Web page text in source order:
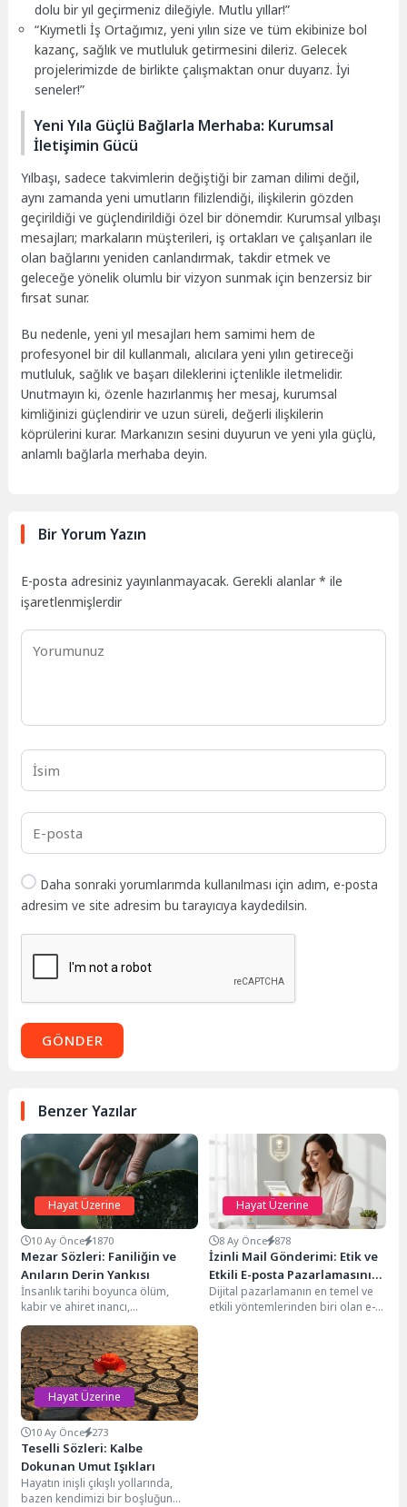
dolu bir yıl geçirmeniz dileğiyle. Mutlu yıllar!”
“Kıymetli İş Ortağımız, yeni yılın size ve tüm ekibinize bol
kazanç, sağlık ve mutluluk getirmesini dileriz. Gelecek
projelerimizde de birlikte çalışmaktan onur duyarız. İyi
seneler!”
Yeni Yıla Güçlü Bağlarla Merhaba: Kurumsal
İletişimin Gücü
Yılbaşı, sadece takvimlerin değiştiği bir zaman dilimi değil,
aynı zamanda yeni umutların filizlendiği, ilişkilerin gözden
geçirildiği ve güçlendirildiği özel bir dönemdir. Kurumsal yılbaşı
mesajları; markaların müşterileri, iş ortakları ve çalışanları ile
olan bağlarını yeniden canlandırmak, takdir etmek ve
geleceğe yönelik olumlu bir vizyon sunmak için benzersiz bir
fırsat sunar.
Bu nedenle, yeni yıl mesajları hem samimi hem de
profesyonel bir dil kullanmalı, alıcılara yeni yılın getireceği
mutluluk, sağlık ve başarı dileklerini içtenlikle iletmelidir.
Unutmayın ki, özenle hazırlanmış her mesaj, kurumsal
kimliğinizi güçlendirir ve uzun süreli, değerli ilişkilerin
köprülerini kurar. Markanızın sesini duyurun ve yeni yıla güçlü,
anlamlı bağlarla merhaba deyin.
Bir Yorum Yazın
E-posta adresiniz yayınlanmayacak. Gerekli alanlar* ile
işaretlenmişlerdir
Daha sonraki yorumlarımda kullanılması için adım, e-posta
adresim ve site adresim bu tarayıcıya kaydedilsin.
GÖNDER
Benzer Yazılar
Hayat Üzerine
10 Ay Önce 1870
Mezar Sözleri: Faniliğin ve
Anıların Derin Yankısı
İnsanlık tarihi boyunca ölüm,
kabir ve ahiret inancı,
varoluşumuzun en temel ve
kaçınılmaz gerçekleri olmuştur....
Hayat Üzerine
8 Ay Önce 878
İzinli Mail Gönderimi: Etik ve
Etkili E-posta Pazarlamasının
Anahtarı
Dijital pazarlamanın en temel ve
etkili yöntemlerinden biri olan e-
Hayat Üzerine
10 Ay Önce 273
Teselli Sözleri: Kalbe
Dokunan Umut Işıkları
Hayatın inişli çıkışlı yollarında,
bazen kendimizi bir boşluğun